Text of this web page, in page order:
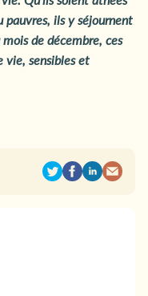
pauvres, ils y séjournent
de décembre, ces
vie, sensibles et